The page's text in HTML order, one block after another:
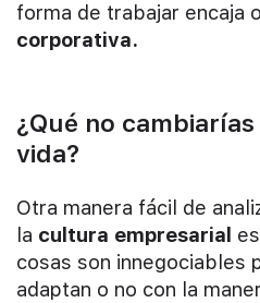
forma de trabajar encaja
corporativa.
¿Qué no
vida?
Otra manera fácil de
la cultura empresarial
cosas son innegociables
adaptan o no con la